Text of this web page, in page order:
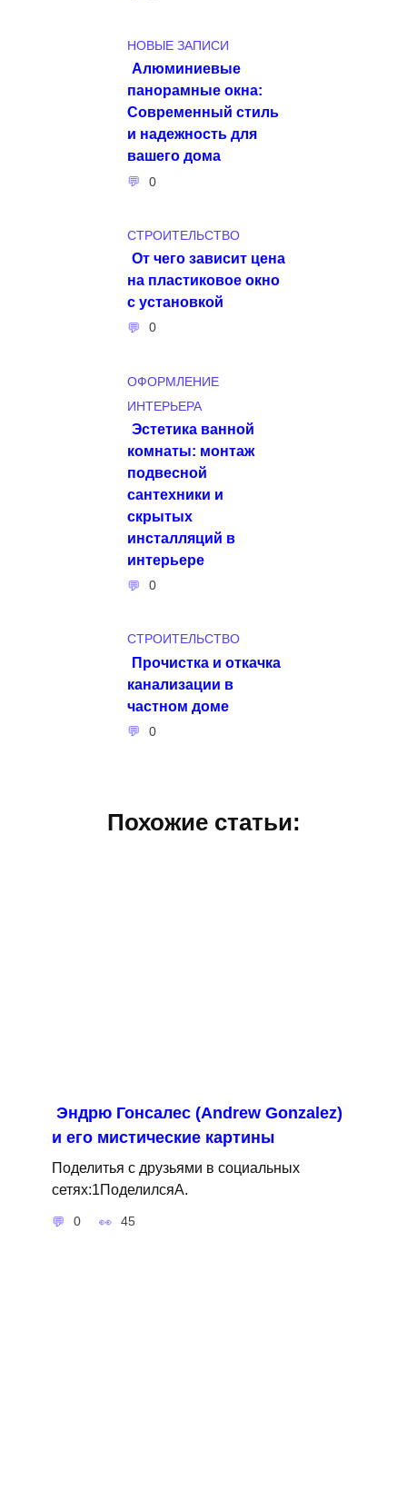
НОВЫЕ ЗАПИСИ
Алюминиевые
панорамные окна:
Современный стиль
и надежность для
вашего дома
0
СТРОИТЕЛЬСТВО
От чего зависит цена
на пластиковое окно
с установкой
0
ОФОРМЛЕНИЕ
ИНТЕРЬЕРА
Эстетика ванной
комнаты: монтаж
подвесной
сантехники и
скрытых
инсталляций в
интерьере
0
СТРОИТЕЛЬСТВО
Прочистка и откачка
канализации в
частном доме
0
Похожие статьи:
Эндрю Гонсалес (Andrew Gonzalez)
и его мистические картины
Поделитья с друзьями в социальных
сетях:1ПоделилсяA.
0 45